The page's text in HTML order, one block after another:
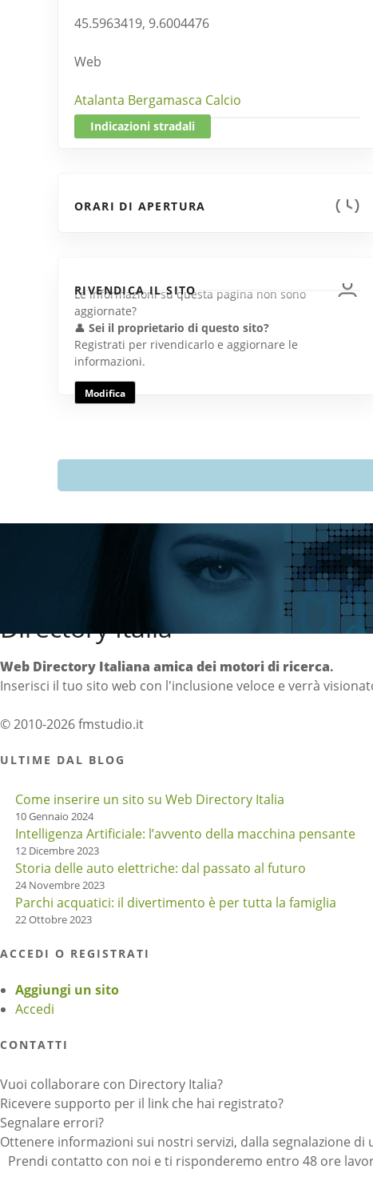
45.5963419, 9.6004476
Web
Atalanta Bergamasca Calcio
Indicazioni stradali
ORARI DI APERTURA
RIVENDICA IL SITO
Le informazioni su questa pagina non sono
aggiornate?
👤 Sei il proprietario di questo sito?
Registrati per rivendicarlo e aggiornare le
informazioni.
Modifica
Directory Italia
Web Directory Italiana amica dei motori di ricerca.
Inserisci il tuo sito web con l'inclusione veloce e verrà
© 2010-2026 fmstudio.it
ULTIME DAL BLOG
Come inserire un sito su Web Directory Italia
10 Gennaio 2024
Intelligenza Artificiale: l’avvento della macchina pensante
12 Dicembre 2023
Storia delle auto elettriche: dal passato al futuro
24 Novembre 2023
Parchi acquatici: il divertimento è per tutta la famiglia
22 Ottobre 2023
ACCEDI O REGISTRATI
Aggiungi un sito
Accedi
CONTATTI
Vuoi collaborare con Directory Italia?
Ricevere supporto per il link che hai registrato?
Segnalare errori?
Ottenere informazioni sui nostri servizi, dalla segnalazione
Prendi contatto con noi e ti risponderemo entro 48 ore